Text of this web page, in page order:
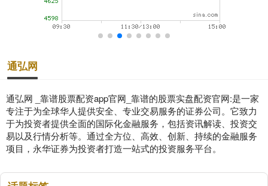
通弘网
通弘网 _靠谱股票配资app官网_靠谱的股票实盘配资官网:是一家
专注于为全球华人提供安全、专业交易服务的证券公司。它致力
于为投资者提供全面的国际化金融服务，包括资讯解读、投资交
易以及行情分析等。通过全方位、高效、创新、持续的金融服务
项目，永华证券为投资者打造一站式的投资服务平台。